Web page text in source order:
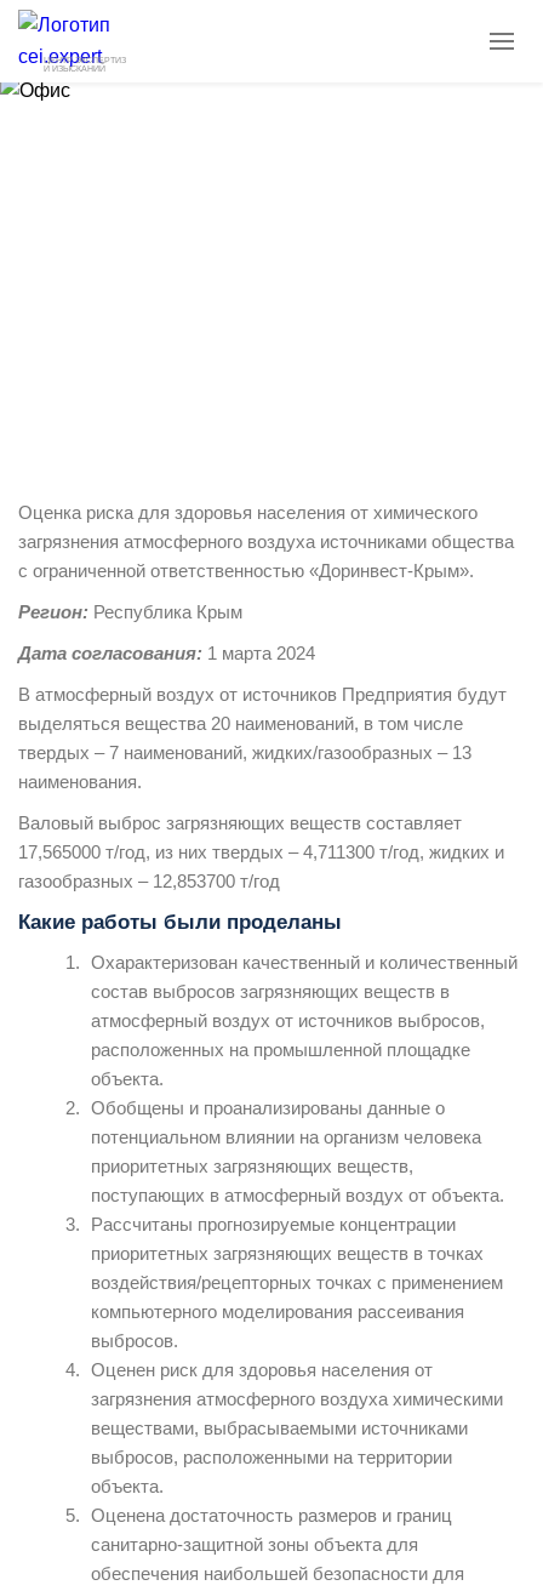
ЦЕНТР ЭКСПЕРТИЗ
И ИЗЫСКАНИЙ
Оценка риска для здоровья населения от химического
загрязнения атмосферного воздуха источниками общества
с ограниченной ответственностью «Доринвест-Крым».
Регион: Республика Крым
Дата согласования: 1 марта 2024
В атмосферный воздух от источников Предприятия будут
выделяться вещества 20 наименований, в том числе
твердых – 7 наименований, жидких/газообразных – 13
наименования.
Валовый выброс загрязняющих веществ составляет
17,565000 т/год, из них твердых – 4,711300 т/год, жидких и
газообразных – 12,853700 т/год
Какие работы были проделаны
Охарактеризован качественный и количественный
состав выбросов загрязняющих веществ в
атмосферный воздух от источников выбросов,
расположенных на промышленной площадке
объекта.
Обобщены и проанализированы данные о
потенциальном влиянии на организм человека
приоритетных загрязняющих веществ,
поступающих в атмосферный воздух от объекта.
Рассчитаны прогнозируемые концентрации
приоритетных загрязняющих веществ в точках
воздействия/рецепторных точках с применением
компьютерного моделирования рассеивания
выбросов.
Оценен риск для здоровья населения от
загрязнения атмосферного воздуха химическими
веществами, выбрасываемыми источниками
выбросов, расположенными на территории
объекта.
Оценена достаточность размеров и границ
санитарно-защитной зоны объекта для
обеспечения наибольшей безопасности для